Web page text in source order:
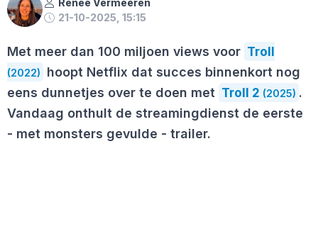
Renée Vermeeren
21-10-2025, 15:15
Met meer dan 100 miljoen views voor Troll
(2022)
hoopt Netflix dat succes binnenkort nog
eens dunnetjes over te doen met Troll 2 (2025) .
Vandaag onthult de streamingdienst de eerste
- met monsters gevulde - trailer.